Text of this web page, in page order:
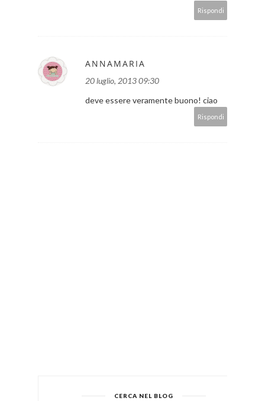
Rispondi
ANNAMARIA
20 luglio, 2013 09:30
deve essere veramente buono! ciao
Rispondi
CERCA NEL BLOG